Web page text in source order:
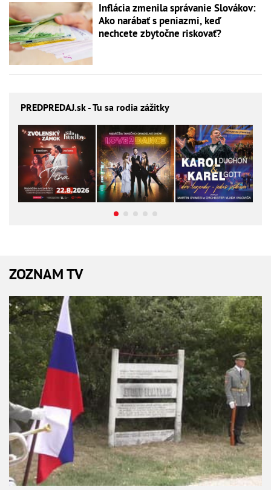
Inflácia zmenila správanie Slovákov:
Ako narábať s peniazmi, keď
nechcete zbytočne riskovať?
PREDPREDAJ.sk - Tu sa rodia zážitky
ZOZNAM TV